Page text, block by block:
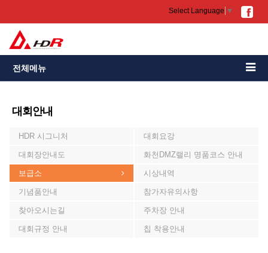
Select Language ▼
전체메뉴
대회안내
HDR 시그니처 대회요강
대회장안내도 화천DMZ랠리 명품코스 안내
보급소 시상내역
기념품안내 참가자유의사항
찾아오시는길 주차장 안내
대회규정 안내 칩 착용안내